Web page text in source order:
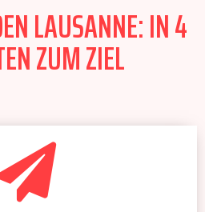
LAUSANNE: IN 4
ZUM ZIEL